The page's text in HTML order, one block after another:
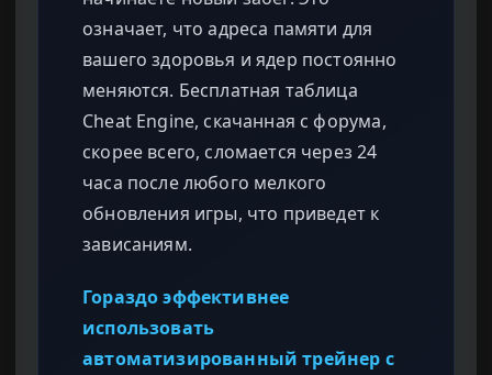
означает, что адреса памяти для
вашего здоровья и ядер постоянно
меняются. Бесплатная таблица
Cheat Engine, скачанная с форума,
скорее всего, сломается через 24
часа после любого мелкого
обновления игры, что приведет к
зависаниям.
Гораздо эффективнее
использовать
автоматизированный трейнер с